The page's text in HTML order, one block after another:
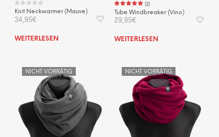
Knit Neckwarmer (Mauve)
34,95€
WEITERLESEN
(2)
Tube Windbreaker (Vino)
29,95€
WEITERLESEN
NICHT VORRÄTIG NICHT VORRÄTIG